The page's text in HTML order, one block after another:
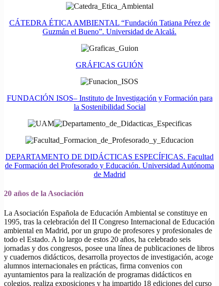
CÁTEDRA ÉTICA AMBIENTAL “Fundación Tatiana Pérez de
Guzmán el Bueno”. Universidad de Alcalá.
GRÁFICAS GUIÓN
FUNDACIÓN ISOS– Instituto de Investigación y Formación para
la Sostenibilidad Social
DEPARTAMENTO DE DIDÁCTICAS ESPECÍFICAS. Facultad
de Formación del Profesorado y Educación. Universidad Autónoma
de Madrid
20 años de la Asociación
La Asociación Española de Educación Ambiental se constituye en
1995, tras la celebración del II Congreso Internacional de Educación
ambiental en Madrid, por un grupo de profesores y profesionales de
todo el Estado. A lo largo de estos 20 años, ha celebrado seis
jornadas y dos congresos, posee una línea de publicaciones de libros
y cuadernos didácticos, desarrolla proyectos de investigación, acoge
alumnos internacionales en prácticas, firma convenios con
ayuntamientos para la realización de programas didácticos en
colegios, realiza exposiciones y ha impartido 18 ediciones del curso